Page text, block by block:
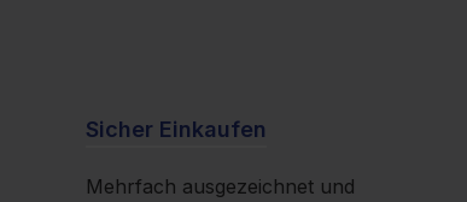
Sicher Einkaufen
Mehrfach ausgezeichnet und